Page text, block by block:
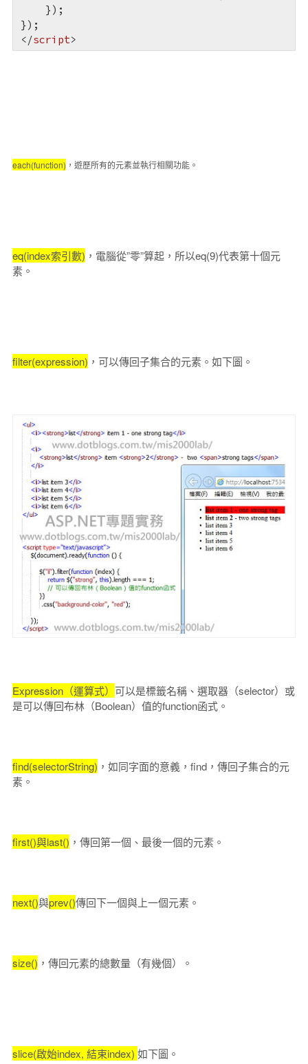
    });
</script>
each(function) ，遊歷所有的元素並執行相關功能。
eq(index索引數) ，電腦從”零”算起，所以eq(9)代表第十個元
素。
filter(expression) ，可以傳回子集合的元素。如下圖。
Expression（運算式） 可以是標籤名稱、選取器（selector）或
是可以傳回布林（Boolean）值的function函式。
find(selectorString) ，如同字面的意義，find，傳回子集合的元
素。
first()與last() ，傳回第一個、最後一個的元素。
next()與prev()傳回下一個與上一個元素。
size() ，傳回元素的總數量（有幾個）。
slice(啟始index, 結束index) 如下圖。